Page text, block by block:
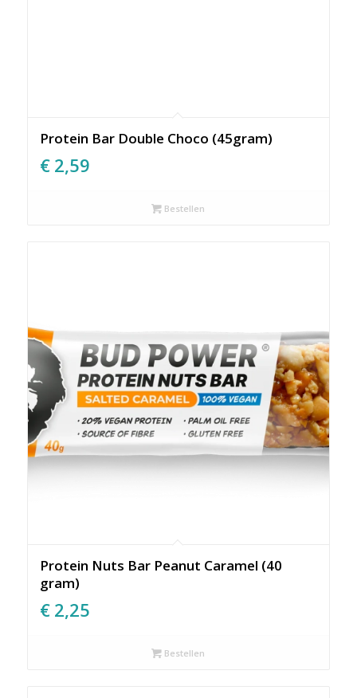
Protein Bar Double Choco (45gram)
€ 2,59
Bestellen
Protein Nuts Bar Peanut Caramel (40
gram)
€ 2,25
Bestellen